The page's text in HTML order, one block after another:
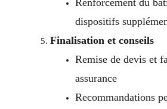
dispositifs
Finalisation et conseils
Remise de devis et
assurance
Recommandations